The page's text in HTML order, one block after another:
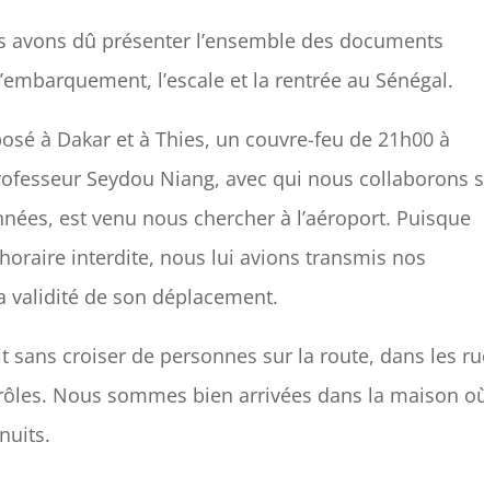
avons dû présenter l’ensemble des documents
l’escale et la rentrée au Sénégal.
à Dakar et à Thies, un couvre-feu de 21h00 à
Seydou Niang, avec qui nous collaborons
est venu nous chercher à l’aéroport. Puisque
interdite, nous lui avions transmis nos
validité de son déplacement.
sans croiser de personnes sur la route, dans les
Nous sommes bien arrivées dans la maison